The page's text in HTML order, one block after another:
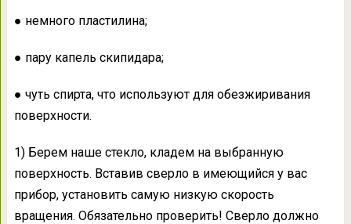
● немного пластилина;
● пару капель скипидара;
● чуть спирта, что используют для обезжиривания
поверхности.
1) Берем наше стекло, кладем на выбранную
поверхность. Вставив сверло в имеющийся у вас
прибор, установить самую низкую скорость
вращения. Обязательно проверить! Сверло должно